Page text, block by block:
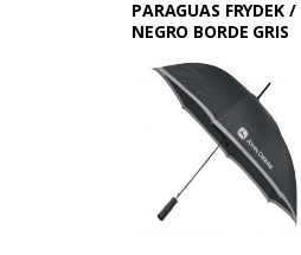
PARAGUAS FRYDEK /
NEGRO BORDE GRIS